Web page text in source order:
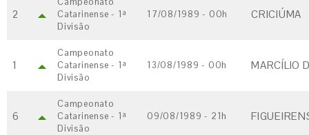
2
Catarinense - 1ª
Divisão
17/08/1989 - 00h CRICIÚMA
1
Campeonato
Catarinense - 1ª
Divisão
13/08/1989 - 00h MARCÍLIO
6
Campeonato
Catarinense - 1ª
Divisão
09/08/1989 - 21h